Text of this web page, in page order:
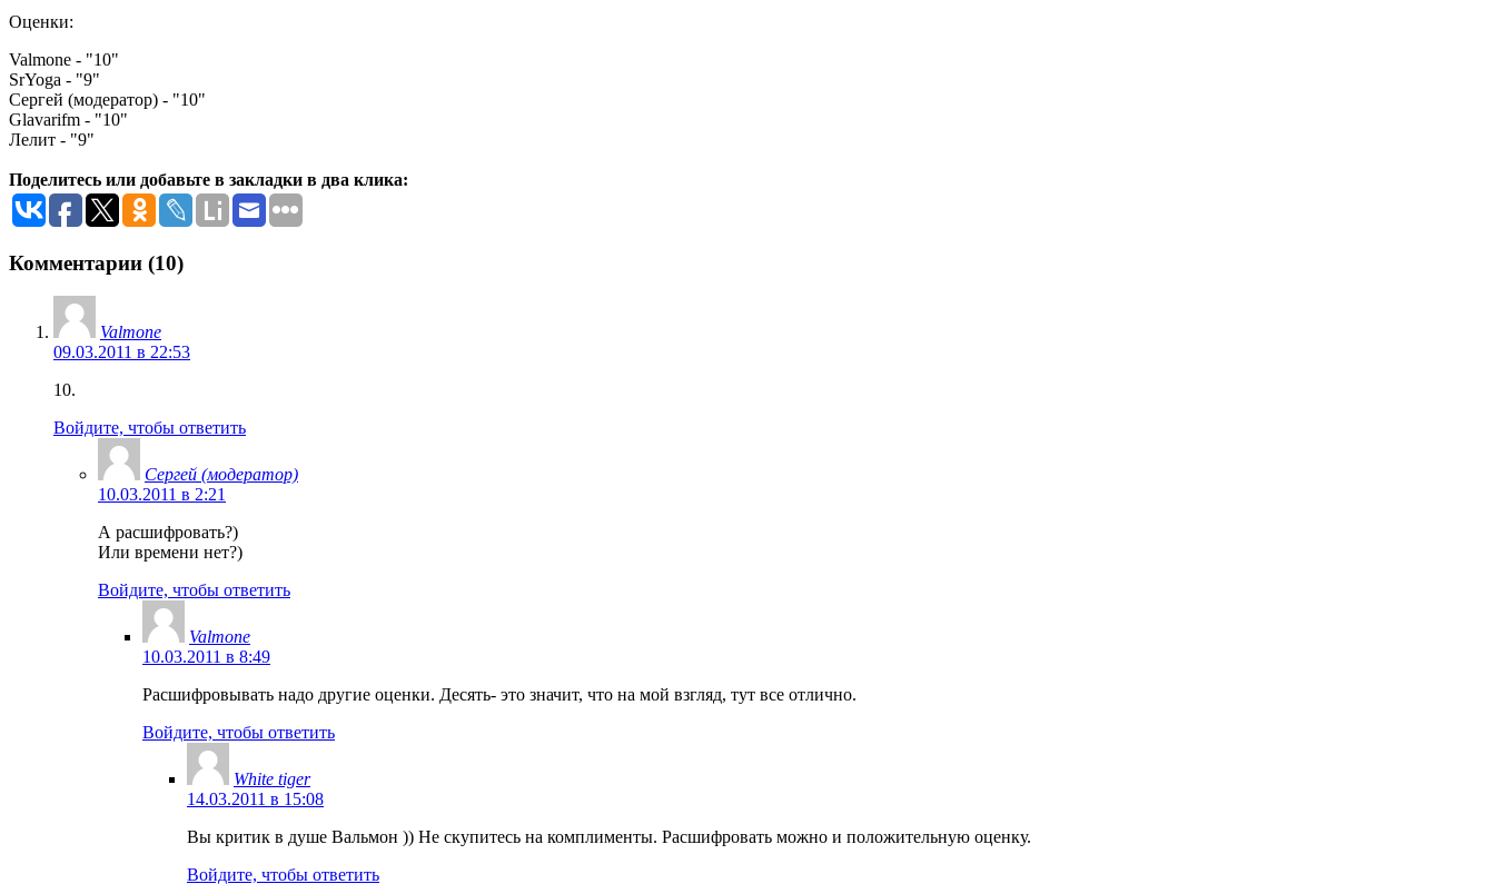
Оценки:
Valmone - "10"
SrYoga - "9"
Сергей (модератор) - "10"
Glavarifm - "10"
Лелит - "9"
Поделитесь или добавьте в закладки в два клика:
Комментарии (10)
Valmone
09.03.2011 в 22:53
10.
Войдите, чтобы ответить
Сергей (модератор)
10.03.2011 в 2:21
А расшифровать?)
Или времени нет?)
Войдите, чтобы ответить
Valmone
10.03.2011 в 8:49
Расшифровывать надо другие оценки. Десять- это значит, что на мой взгляд, тут все отлично.
Войдите, чтобы ответить
White tiger
14.03.2011 в 15:08
Вы критик в душе Вальмон )) Не скупитесь на комплименты. Расшифровать можно и положительную оценку.
Войдите, чтобы ответить